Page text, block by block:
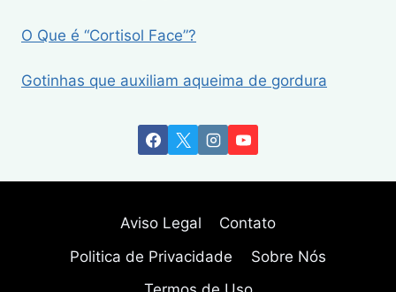
O Que é “Cortisol Face”?
Gotinhas que auxiliam aqueima de gordura
Aviso Legal
Contato
Politica de Privacidade
Sobre Nós